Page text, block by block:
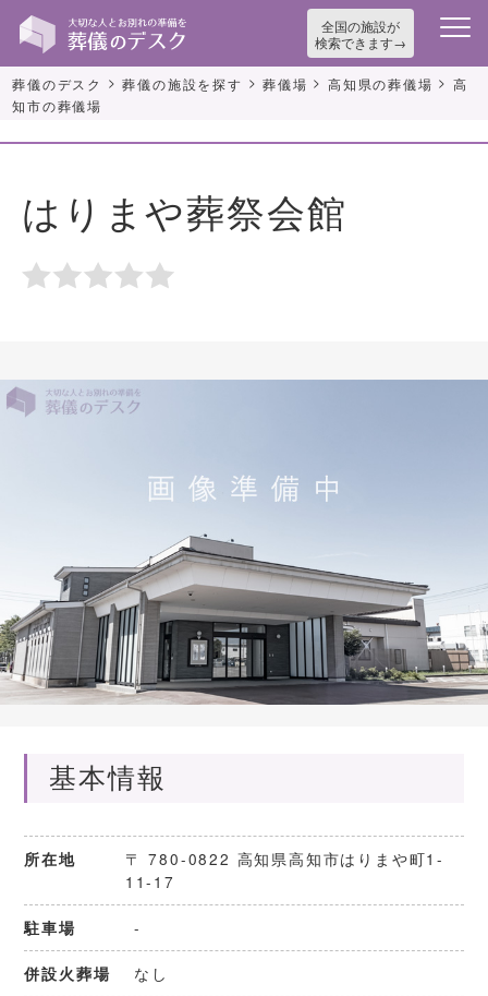
全国の施設が
検索できます
葬儀のデスク >葬儀の施設を探す >葬儀場 >高知県の葬儀場 >高
知市の葬儀場
はりまや葬祭会館
基本情報
所在地
〒 780-0822 高知県高知市はりまや町1-
11-17
駐車場 -
併設火葬場 なし